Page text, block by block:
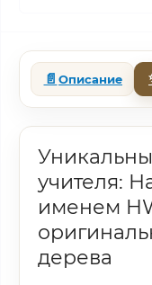
📄 Описание
учителя:
именем
дерева